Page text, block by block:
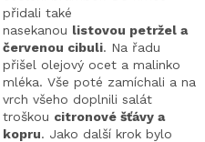
přidali také
nasekanou listovou petržel a
červenou cibuli. Na řadu
přišel olejový ocet a malinko
mléka. Vše poté zamíchali a na
vrch všeho doplnili salát
troškou citronové šťávy a
kopru. Jako další krok bylo